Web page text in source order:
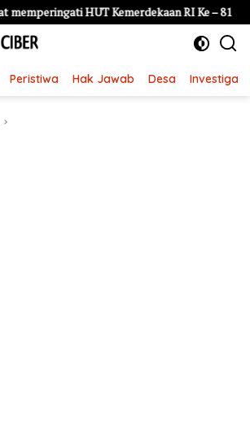
HUT Kemerdekaan RI Ke – 81
Peristiwa Hak Jawab Desa Investigasi